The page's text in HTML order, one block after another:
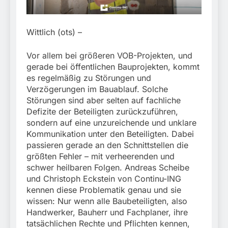
Beinahekollision an
Bahnverkehr
5. August 2026
Wittlich (ots) –
Vor allem bei größeren VOB-Projekten, und
gerade bei öffentlichen Bauprojekten, kommt
es regelmäßig zu Störungen und
Verzögerungen im Bauablauf. Solche
Störungen sind aber selten auf fachliche
Defizite der Beteiligten zurückzuführen,
sondern auf eine unzureichende und unklare
Kommunikation unter den Beteiligten. Dabei
passieren gerade an den Schnittstellen die
größten Fehler – mit verheerenden und
schwer heilbaren Folgen. Andreas Scheibe
und Christoph Eckstein von Continu-ING
kennen diese Problematik genau und sie
wissen: Nur wenn alle Baubeteiligten, also
Handwerker, Bauherr und Fachplaner, ihre
tatsächlichen Rechte und Pflichten kennen,